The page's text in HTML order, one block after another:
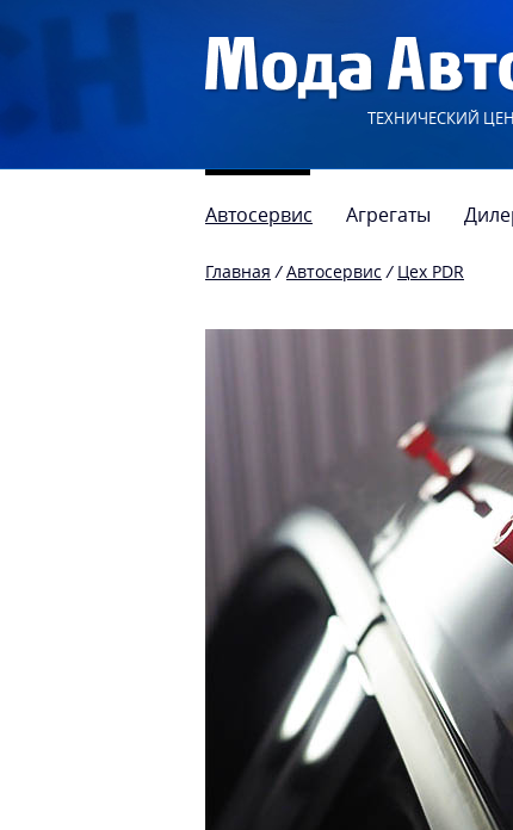
ТЕХНИЧЕСКИЙ
Автосервис Агрегаты
Главная / Автосервис / Цех PDR